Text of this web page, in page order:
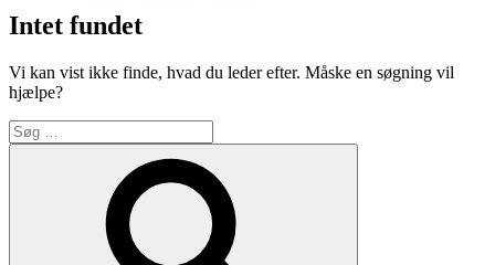
Intet fundet
Vi kan vist ikke finde, hvad du leder efter. Måske en søgning vil
hjælpe?
Søg
efter: